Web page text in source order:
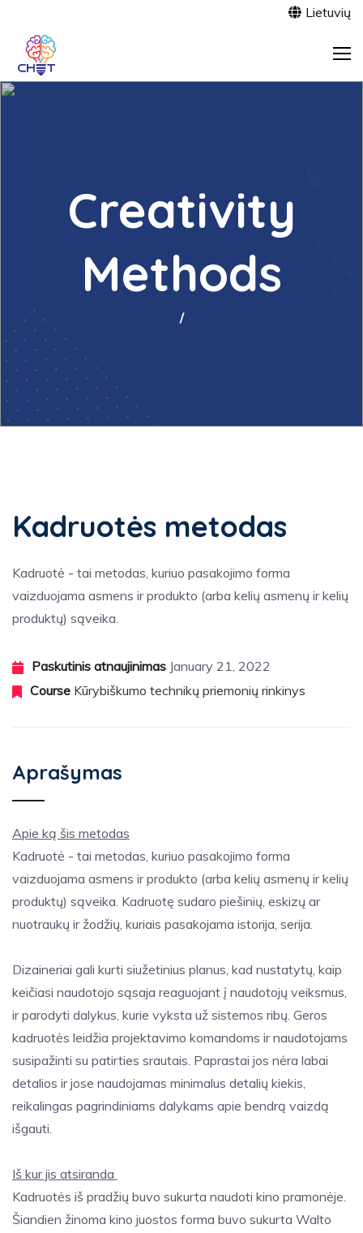
Lietuvių
BACK
Kūrybiškumo technikų priemonių rinkinys
Creativity
Methods
/
Kadruotės metodas
Kadruotė - tai metodas, kuriuo pasakojimo forma
vaizduojama asmens ir produkto (arba kelių asmenų ir kelių
produktų) sąveika.
Paskutinis atnaujinimas January 21, 2022
Course Kūrybiškumo technikų priemonių rinkinys
Aprašymas
Apie ką šis metodas
Kadruotė - tai metodas, kuriuo pasakojimo forma
vaizduojama asmens ir produkto (arba kelių asmenų ir kelių
produktų) sąveika. Kadruotę sudaro piešinių, eskizų ar
nuotraukų ir žodžių, kuriais pasakojama istorija, serija.
Dizaineriai gali kurti siužetinius planus, kad nustatytų, kaip
keičiasi naudotojo sąsaja reaguojant į naudotojų veiksmus,
ir parodyti dalykus, kurie vyksta už sistemos ribų. Geros
kadruotės leidžia projektavimo komandoms ir naudotojams
susipažinti su patirties srautais. Paprastai jos nėra labai
detalios ir jose naudojamas minimalus detalių kiekis,
reikalingas pagrindiniams dalykams apie bendrą vaizdą
išgauti.
Iš kur jis atsiranda
Kadruotės iš pradžių buvo sukurta naudoti kino pramonėje.
Šiandien žinoma kino juostos forma buvo sukurta Walto